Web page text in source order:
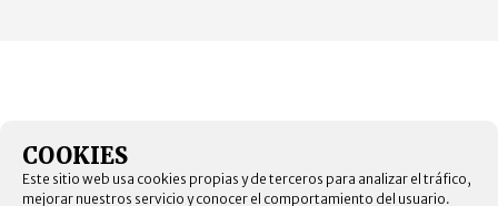
COOKIES
Este sitio web usa cookies propias y de terceros para analizar el tráfico,
mejorar nuestros servicio y conocer el comportamiento del usuario.